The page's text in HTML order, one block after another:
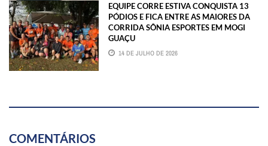
EQUIPE CORRE ESTIVA CONQUISTA 13
PÓDIOS E FICA ENTRE AS MAIORES DA
CORRIDA SÔNIA ESPORTES EM MOGI
GUAÇU
14 DE JULHO DE 2026
COMENTÁRIOS